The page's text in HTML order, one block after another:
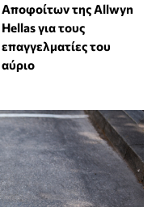
Αποφοίτων της Allwyn
Hellas για τους
επαγγελματίες του
αύριο